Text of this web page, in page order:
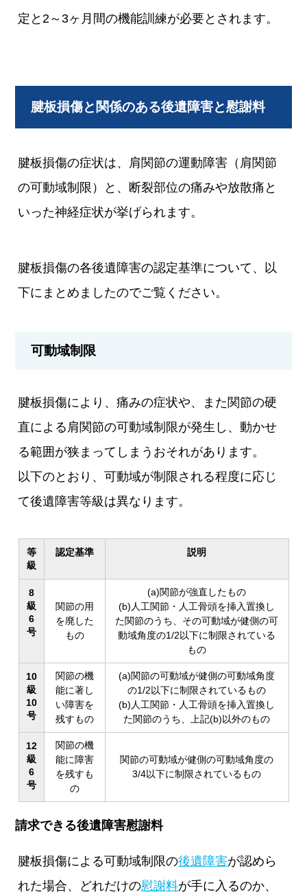
定と2～3ヶ月間の機能訓練が必要とされます。
腱板損傷と関係のある後遺障害と慰謝料
腱板損傷の症状は、肩関節の運動障害（肩関節
の可動域制限）と、断裂部位の痛みや放散痛と
いった神経症状が挙げられます。
腱板損傷の各後遺障害の認定基準について、以
下にまとめましたのでご覧ください。
可動域制限
腱板損傷により、痛みの症状や、また関節の硬
直による肩関節の可動域制限が発生し、動かせ
る範囲が狭まってしまうおそれがあります。
以下のとおり、可動域が制限される程度に応じ
て後遺障害等級は異なります。
等
級
認定基準 説明
8
級
6
号
関節の用
を廃した
もの
(a)関節が強直したもの
(b)人工関節・人工骨頭を挿入置換し
た関節のうち、その可動域が健側の可
動域角度の1/2以下に制限されている
もの
10
級
10
号
関節の機
能に著し
い障害を
残すもの
(a)関節の可動域が健側の可動域角度
の1/2以下に制限されているもの
(b)人工関節・人工骨頭を挿入置換し
た関節のうち、上記(b)以外のもの
12
級
6
号
関節の機
能に障害
を残すも
の
関節の可動域が健側の可動域角度の
3/4以下に制限されているもの
請求できる後遺障害慰謝料
腱板損傷による可動域制限の後遺障害が認めら
れた場合、どれだけの慰謝料が手に入るのか、